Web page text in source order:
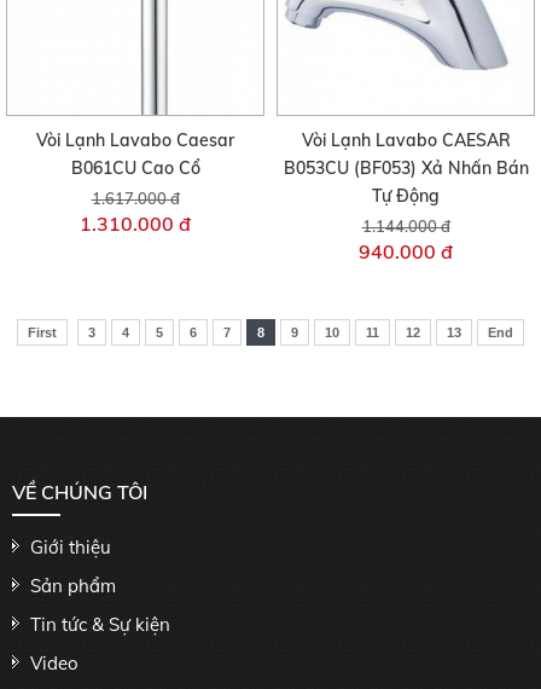
Vòi Lạnh Lavabo Caesar
B061CU Cao Cổ
1.617.000 đ
1.310.000 đ
Vòi Lạnh Lavabo CAESAR
B053CU (BF053) Xả Nhấn Bán
Tự Động
1.144.000 đ
940.000 đ
First 3 4 5 6 7 8 9 10 11 12 13 End
VỀ CHÚNG TÔI
Giới thiệu
Sản phẩm
Tin tức & Sự kiện
Video